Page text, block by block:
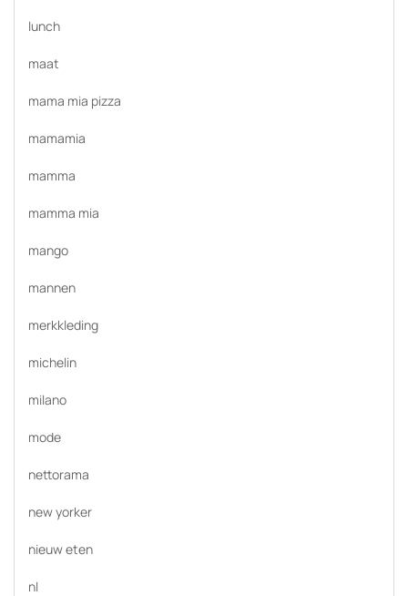
lunch
maat
mama mia pizza
mamamia
mamma
mamma mia
mango
mannen
merkkleding
michelin
milano
mode
nettorama
new yorker
nieuw eten
nl